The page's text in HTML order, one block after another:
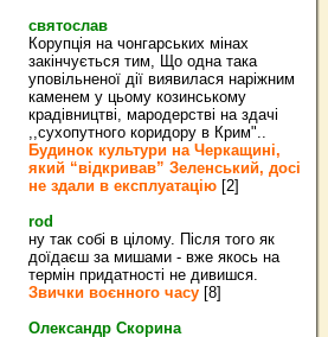
святослав
Корупція на чонгарських мінах
закінчується тим, Що одна така
уповільненої дії виявилася наріжним
каменем у цьому козинському
крадівництві, мародерстві на здачі
,,сухопутного коридору в Крим"..
Будинок культури на Черкащині,
який “відкривав” Зеленський, досі
не здали в експлуатацію [2]
rod
ну так собі в цілому. Після того як
доїдаєш за мишами - вже якось на
термін придатності не дивишся.
Звички воєнного часу [8]
Олександр Скорина